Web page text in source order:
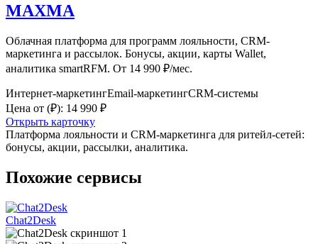
MAXMA
Облачная платформа для программ лояльности, CRM-
маркетинга и рассылок. Бонусы, акции, карты Wallet,
аналитика smartRFM. От 14 990 ₽/мес.
Интернет-маркетингEmail-маркетингCRM-системы
Цена от (₽): 14 990 ₽
Открыть карточку
Платформа лояльности и CRM-маркетинга для ритейл-сетей:
бонусы, акции, рассылки, аналитика.
Похожие сервисы
Chat2Desk